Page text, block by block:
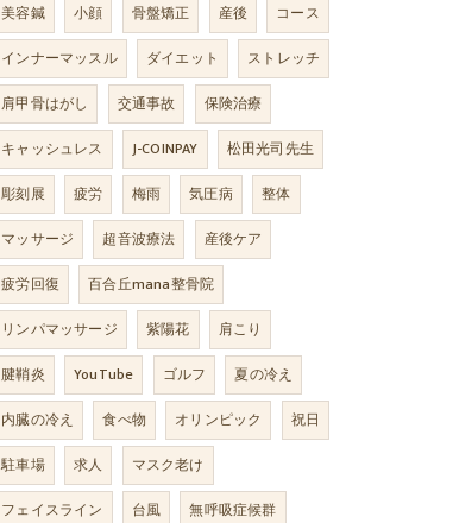
美容鍼
小顔 骨盤矯正 産後
コース
インナーマッスル
ダイエット
ストレッチ
肩甲骨はがし
交通事故
保険治療
キャッシュレス
J-COINPAY
松田光司先生
彫刻展
疲労 梅雨 気圧病
整体
マッサージ
超音波療法
産後ケア
疲労回復
百合丘mana整骨院
リンパマッサージ
紫陽花
肩こり
腱鞘炎
YouTube ゴルフ
夏の冷え
内臓の冷え
食べ物 オリンピック
祝日
駐車場
求人
マスク老け
フェイスライン
台風
無呼吸症候群